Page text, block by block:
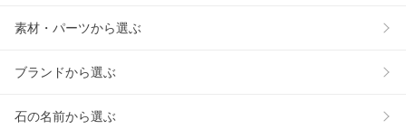
素材・パーツから選ぶ
ブランドから選ぶ
石の名前から選ぶ